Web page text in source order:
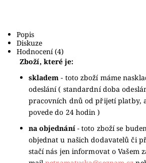
Popis
Diskuze
Hodnocení (4)
Zboží, které je:
skladem - toto zboží máme
odeslání ( standardní doba
pracovních dnů od přijetí platby,
povede do 24 hodin )
na objednání - toto zboží se
objednat u našich dodavatelů či
stačí nás jen informovat o Vašem